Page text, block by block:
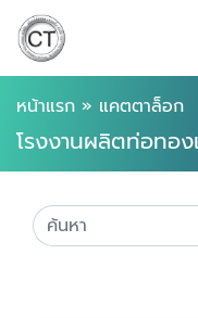
หน้าแรก » แคตตาล็อก
โรงงานผลิตท่อทอ